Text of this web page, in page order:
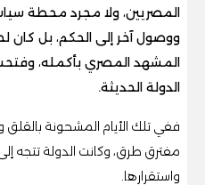
المصريين، ولا مجرد محطة
ووصول آخر إلى الحكم، بل كان
المشهد المصري بأكمله،
الدولة الحديثة.
ففي تلك الأيام المشحونة
مفترق طرق، وكانت الدولة تتجه
واستقرارها.